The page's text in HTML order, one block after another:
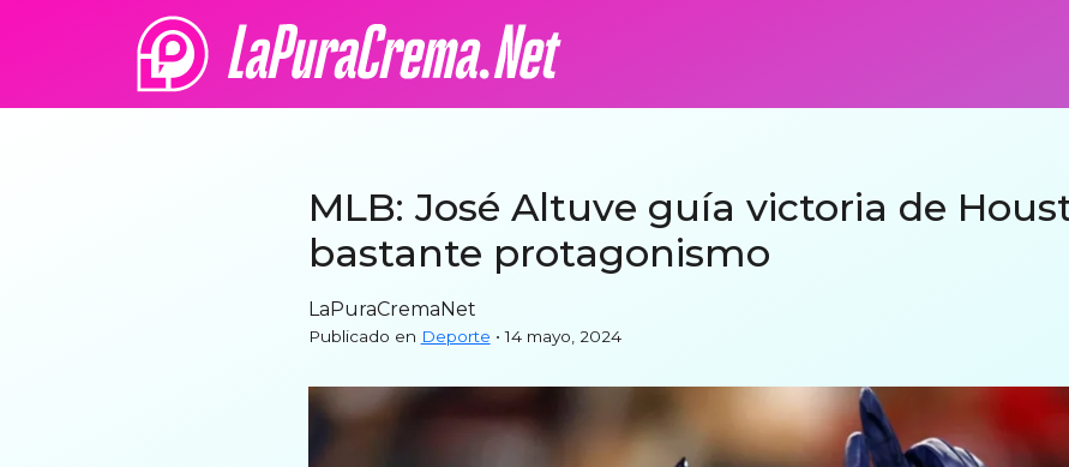
MLB: José Altuve guía victoria de
bastante protagonismo
LaPuraCremaNet
Publicado en Deporte • 14 mayo, 2024